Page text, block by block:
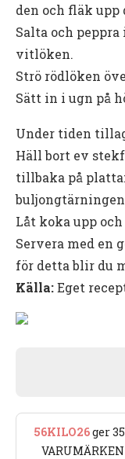
den och fläk upp
Salta och
vitlöken.
Strö rödlöken
Sätt in i ugn på
Under tiden
Häll bort ev
tillbaka på
Låt koka upp
Servera med en
för detta blir du
Källa:Eget
56KILO26ger